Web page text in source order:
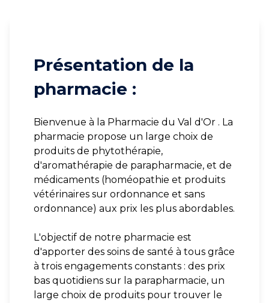
Présentation de la
pharmacie :
Bienvenue à la Pharmacie du Val d'Or . La
pharmacie propose un large choix de
produits de phytothérapie,
d'aromathérapie de parapharmacie, et de
médicaments (homéopathie et produits
vétérinaires sur ordonnance et sans
ordonnance) aux prix les plus abordables.
L'objectif de notre pharmacie est
d'apporter des soins de santé à tous grâce
à trois engagements constants : des prix
bas quotidiens sur la parapharmacie, un
large choix de produits pour trouver le